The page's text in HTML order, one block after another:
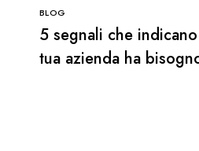
BLOG
5 segnali che
tua azienda ha